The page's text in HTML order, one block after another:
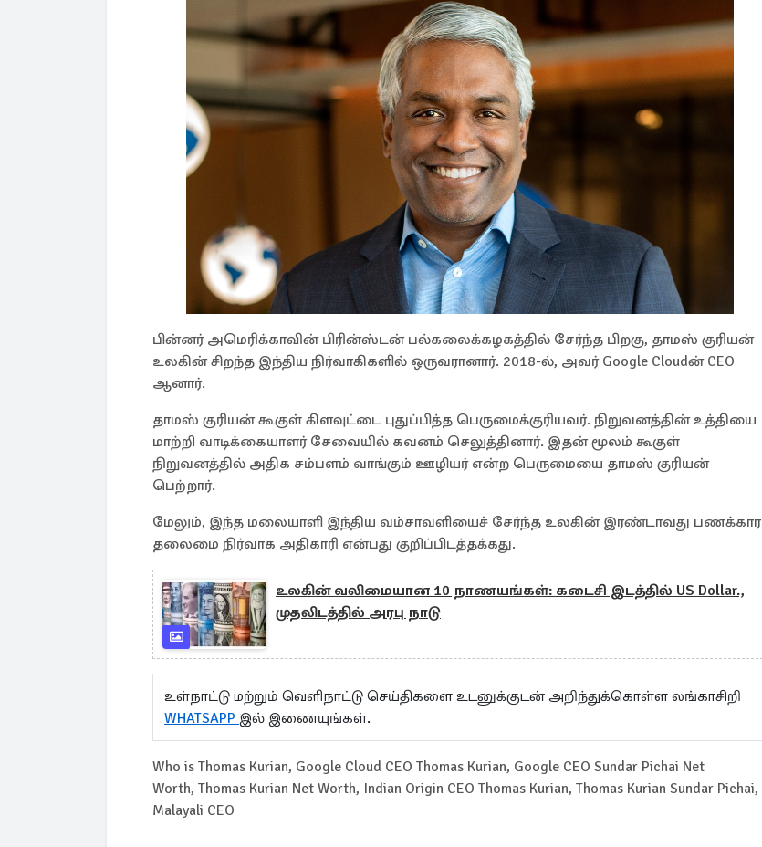
பின்னர் அமெரிக்காவின் பிரின்ஸ்டன் பல்கலைக்கழகத்தில் சேர்ந்த பிறகு, தாமஸ் குரியன்
உலகின் சிறந்த இந்திய நிர்வாகிகளில் ஒருவரானார். 2018-ல், அவர் Google Cloudன் CEO
ஆனார்.
தாமஸ் குரியன் கூகுள் கிளவுட்டை புதுப்பித்த பெருமைக்குரியவர். நிறுவனத்தின் உத்தியை
மாற்றி வாடிக்கையாளர் சேவையில் கவனம் செலுத்தினார். இதன் மூலம் கூகுள்
நிறுவனத்தில் அதிக சம்பளம் வாங்கும் ஊழியர் என்ற பெருமையை தாமஸ் குரியன்
பெற்றார்.
மேலும், இந்த மலையாளி இந்திய வம்சாவளியைச் சேர்ந்த உலகின் இரண்டாவது பணக்கார
தலைமை நிர்வாக அதிகாரி என்பது குறிப்பிடத்தக்கது.
உலகின் வலிமையான 10 நாணயங்கள்: கடைசி இடத்தில் US Dollar.,
முதலிடத்தில் அரபு நாடு
உள்நாட்டு மற்றும் வெளிநாட்டு செய்திகளை உடனுக்குடன் அறிந்துக்கொள்ள லங்காசிறி
WHATSAPP இல் இணையுங்கள்.
Who is Thomas Kurian, Google Cloud CEO Thomas Kurian, Google CEO Sundar Pichai Net
Worth, Thomas Kurian Net Worth, Indian Origin CEO Thomas Kurian, Thomas Kurian Sundar Pichai,
Malayali CEO